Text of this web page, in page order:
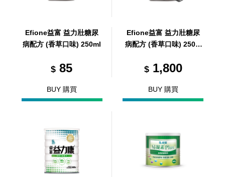
Efione益富 益力壯糖尿
病配方 (香草口味) 250ml
$ 85
BUY 購買
Efione益富 益力壯糖尿
病配方 (香草口味) 250m
$1,800
BUY 購買